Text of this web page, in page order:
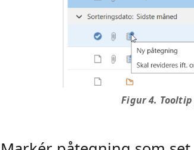
Figur 4.